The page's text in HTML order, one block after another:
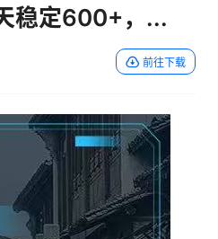
稳定600+，...
前往下载